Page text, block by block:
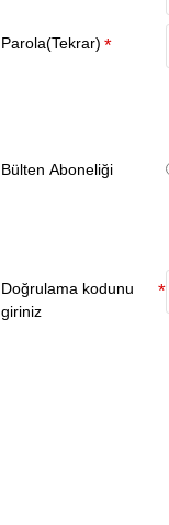
Parola(Tekrar)
Bülten Aboneliği
Doğrulama kodunu
giriniz